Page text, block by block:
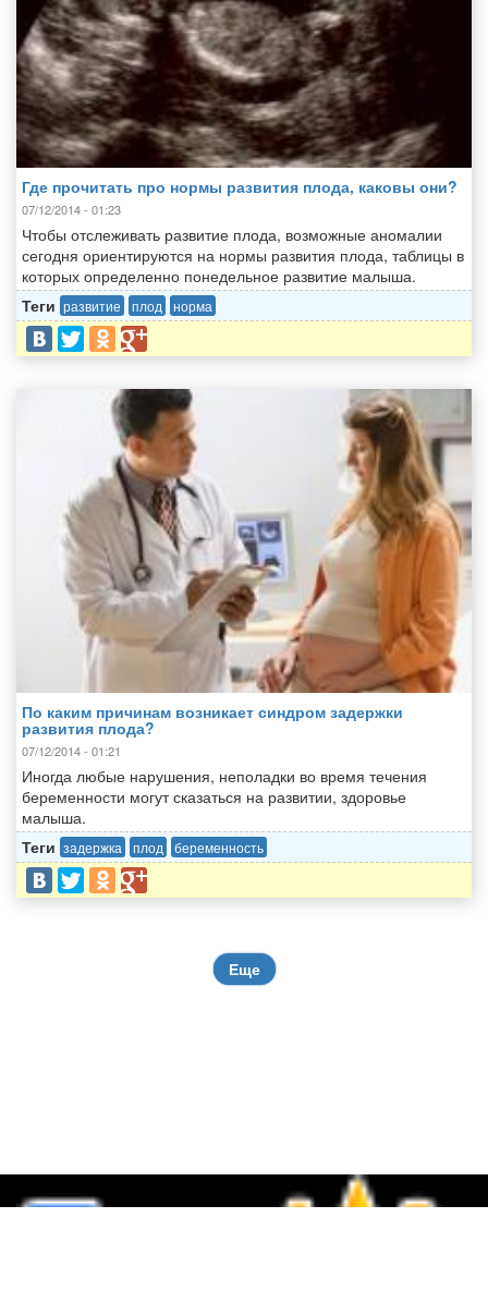
Где прочитать про нормы развития плода, каковы они?
07/12/2014 - 01:23
Чтобы отслеживать развитие плода, возможные аномалии
сегодня ориентируются на нормы развития плода, таблицы в
которых определенно понедельное развитие малыша.
Теги развитие плод норма
По каким причинам возникает синдром задержки
развития плода?
07/12/2014 - 01:21
Иногда любые нарушения, неполадки во время течения
беременности могут сказаться на развитии, здоровье
малыша.
Теги задержка плод беременность
Еще